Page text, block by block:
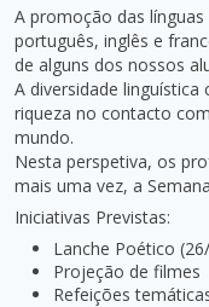
A promoção das
português, inglês e
de alguns dos nossos
A diversidade
riqueza no contacto
mundo.
Nesta perspetiva, os
mais uma vez, a
Iniciativas Previstas:
Lanche Poético
Projeção de filmes
Refeições